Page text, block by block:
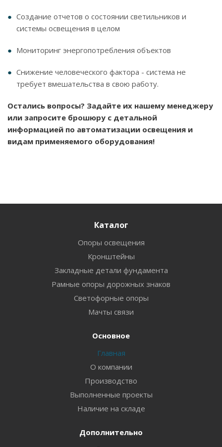
Создание отчетов о состоянии светильников и
системы освещения в целом
Мониторинг энергопотребления объектов
Снижение человеческого фактора - система не
требует вмешательства в свою работу.
Остались вопросы? Задайте их нашему менеджеру
или запросите брошюру с детальной
информацией по автоматизации освещения и
видам применяемого оборудования!
Каталог
Опоры освещения
Кронштейны
Закладные детали фундамента
Рамные опоры дорожных знаков
Светофорные опоры
Мачты связи
Основное
Главная
О компании
Производство
Выполненные проекты
Наличие на складе
Дополнительно